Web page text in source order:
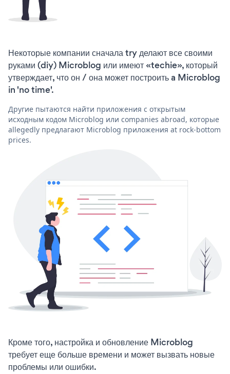
Некоторые компании сначала try делают все своими
руками (diy) Microblog или имеют «techie», который
утверждает, что он / она может построить a Microblog
in 'no time'.
Другие пытаются найти приложения с открытым
исходным кодом Microblog или companies abroad, которые
allegedly предлагают Microblog приложения at rock-bottom
prices.
Кроме того, настройка и обновление Microblog
требует еще больше времени и может вызвать новые
проблемы или ошибки.